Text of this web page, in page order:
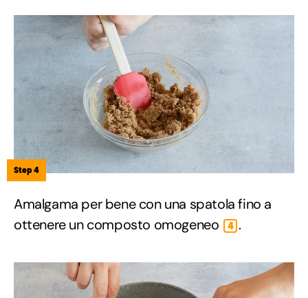
Step 4
Amalgama per bene con una spatola fino a
ottenere un composto omogeneo
4 .